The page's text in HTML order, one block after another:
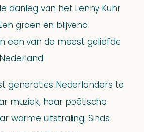
aanleg van het Lenny Kuhr
groen en blijvend
een van de meest geliefde
generaties Nederlanders te
muziek, haar poëtische
warme uitstraling. Sinds